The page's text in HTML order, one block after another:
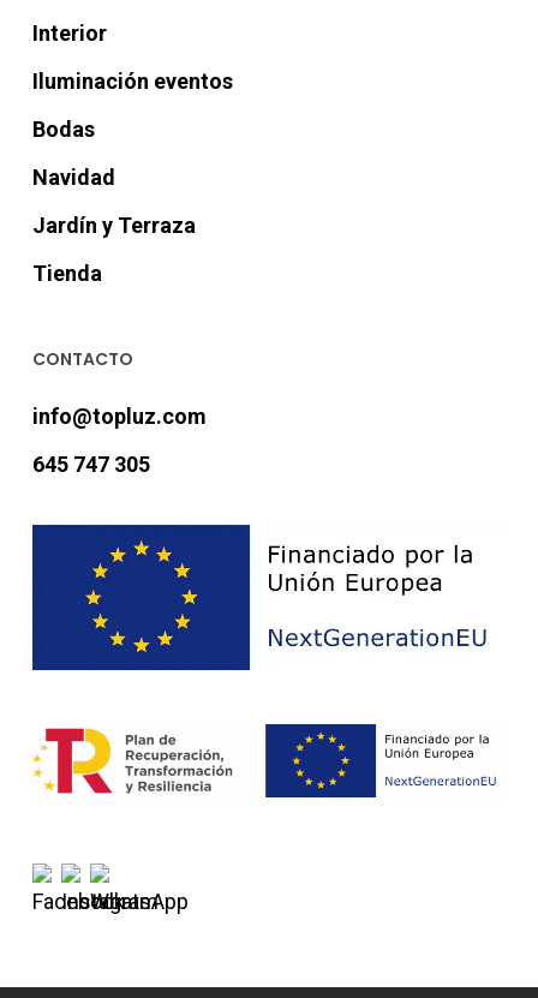
Interior
Iluminación eventos
Bodas
Navidad
Jardín y Terraza
Tienda
CONTACTO
info@topluz.com
645 747 305